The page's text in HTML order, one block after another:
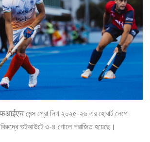
মেন্স প্রো লিগ ২০২৫-২৬ এর হোবার্ট লেগে
শুটআউটে ৩-৪ গোলে পরাজিত হয়েছে।